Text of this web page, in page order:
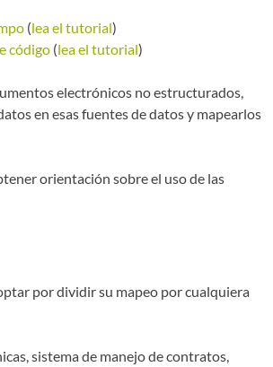
(lea el tutorial)
código(lea el tutorial)
electrónicos no estructurados,
en esas fuentes de datos y mapearlos
orientación sobre el uso de las
por dividir su mapeo por cualquiera
sistema de manejo de contratos,